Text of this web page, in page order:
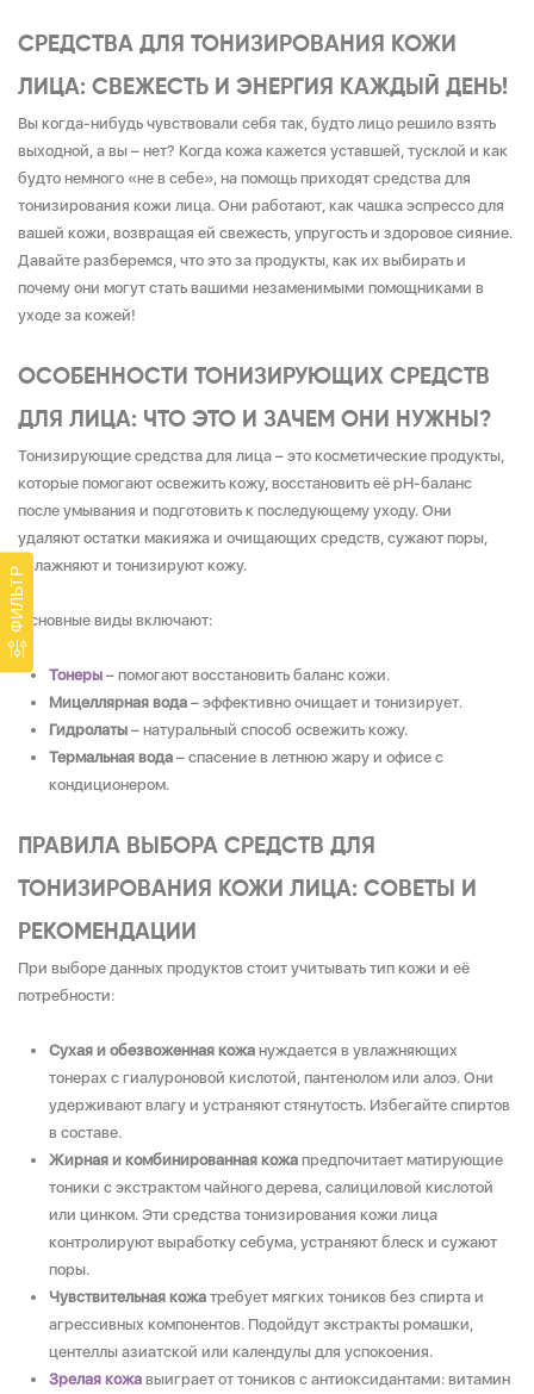
ФИЛЬТР
СРЕДСТВА ДЛЯ ТОНИЗИРОВАНИЯ КОЖИ
ЛИЦА: СВЕЖЕСТЬ И ЭНЕРГИЯ КАЖДЫЙ ДЕНЬ!
Вы когда-нибудь чувствовали себя так, будто лицо решило взять
выходной, а вы – нет? Когда кожа кажется уставшей, тусклой и как
будто немного «не в себе», на помощь приходят средства для
тонизирования кожи лица. Они работают, как чашка эспрессо для
вашей кожи, возвращая ей свежесть, упругость и здоровое сияние.
Давайте разберемся, что это за продукты, как их выбирать и
почему они могут стать вашими незаменимыми помощниками в
уходе за кожей!
ОСОБЕННОСТИ ТОНИЗИРУЮЩИХ СРЕДСТВ
ДЛЯ ЛИЦА: ЧТО ЭТО И ЗАЧЕМ ОНИ НУЖНЫ?
Тонизирующие средства для лица – это косметические продукты,
которые помогают освежить кожу, восстановить её pH-баланс
после умывания и подготовить к последующему уходу. Они
удаляют остатки макияжа и очищающих средств, сужают поры,
увлажняют и тонизируют кожу.
Основные виды включают:
Тонеры – помогают восстановить баланс кожи.
Мицеллярная вода – эффективно очищает и тонизирует.
Гидролаты – натуральный способ освежить кожу.
Термальная вода – спасение в летнюю жару и офисе с
кондиционером.
ПРАВИЛА ВЫБОРА СРЕДСТВ ДЛЯ
ТОНИЗИРОВАНИЯ КОЖИ ЛИЦА: СОВЕТЫ И
РЕКОМЕНДАЦИИ
При выборе данных продуктов стоит учитывать тип кожи и её
потребности:
Сухая и обезвоженная кожа нуждается в увлажняющих
тонерах с гиалуроновой кислотой, пантенолом или алоэ. Они
удерживают влагу и устраняют стянутость. Избегайте спиртов
в составе.
Жирная и комбинированная кожа предпочитает матирующие
тоники с экстрактом чайного дерева, салициловой кислотой
или цинком. Эти средства тонизирования кожи лица
контролируют выработку себума, устраняют блеск и сужают
поры.
Чувствительная кожа требует мягких тоников без спирта и
агрессивных компонентов. Подойдут экстракты ромашки,
центеллы азиатской или календулы для успокоения.
Зрелая кожа выиграет от тоников с антиоксидантами: витамин